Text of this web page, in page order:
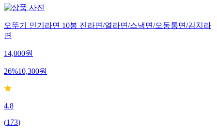
오뚜기 인기라면 10봉 진라면/열라면/스낵면/오동통면/김치라
면
14,000원
26%10,300원
4.8
(173)